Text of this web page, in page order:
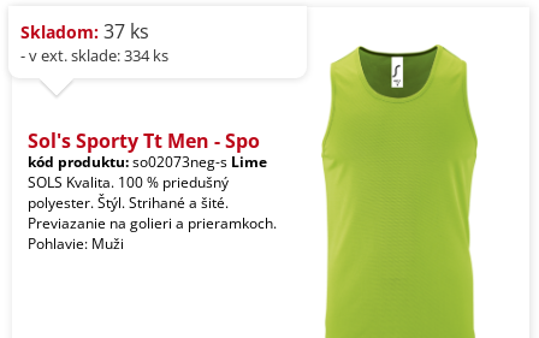
Skladom: 37 ks
- v ext. sklade: 334 ks
Sol's Sporty Tt Men - Spo
kód produktu:so02073neg-s Lime
SOLS Kvalita. 100 % priedušný
polyester. Štýl. Strihané a šité.
Previazanie na golieri a prieramkoch.
Pohlavie: Muži